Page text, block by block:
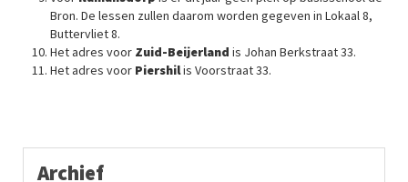
Bron. De lessen zullen daarom worden gegeven in Lokaal 8,
Buttervliet 8.
Het adres voor Zuid-Beijerland is Johan Berkstraat 33.
Het adres voor Piershilis Voorstraat 33.
Archief